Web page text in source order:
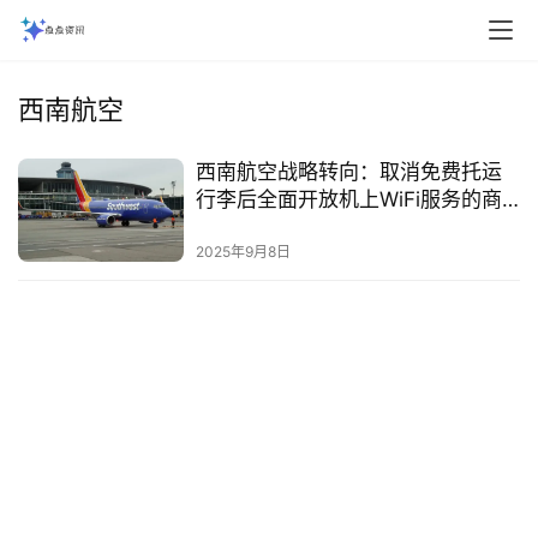
西南航空
西南航空战略转向：取消免费托运
行李后全面开放机上WiFi服务的商
2025年9月8日